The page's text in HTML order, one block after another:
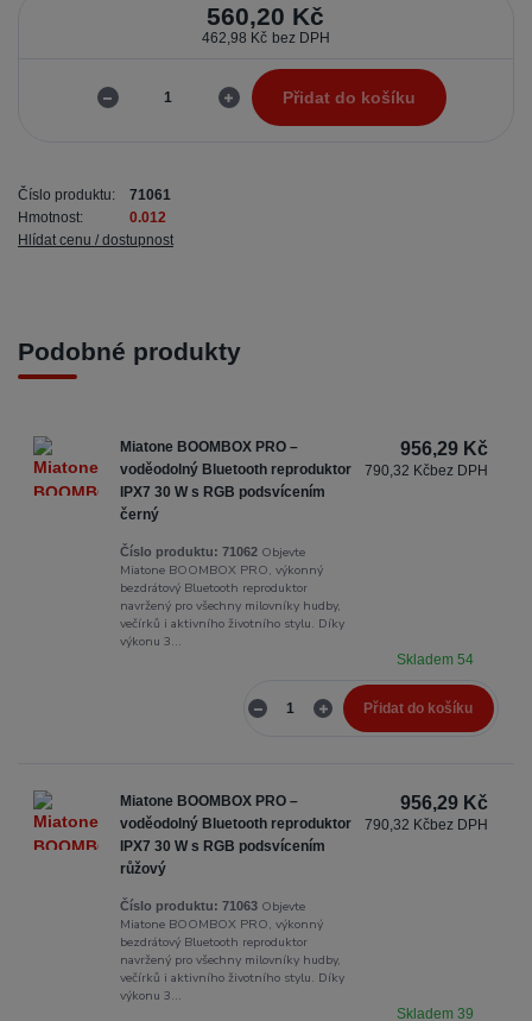
560,20 Kč
462,98 Kč bez DPH
Přidat do košíku
Číslo produktu:
71061
Hmotnost:
0.012
Hlídat cenu / dostupnost
Podobné produkty
Miatone BOOMBOX PRO –
voděodolný Bluetooth reproduktor
IPX7 30 W s RGB podsvícením
černý
Číslo produktu: 71062Objevte
Miatone BOOMBOX PRO, výkonný
bezdrátový Bluetooth reproduktor
navržený pro všechny milovníky hudby,
večírků i aktivního životního stylu. Díky
výkonu 3...
956,29 Kč
790,32 Kčbez DPH
Skladem 54
Přidat do košíku
Miatone BOOMBOX PRO –
voděodolný Bluetooth reproduktor
IPX7 30 W s RGB podsvícením
růžový
Číslo produktu: 71063Objevte
Miatone BOOMBOX PRO, výkonný
bezdrátový Bluetooth reproduktor
navržený pro všechny milovníky hudby,
večírků i aktivního životního stylu. Díky
výkonu 3...
956,29 Kč
790,32 Kčbez DPH
Skladem 39